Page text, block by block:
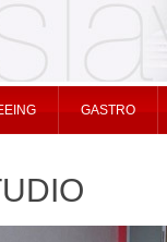
GASTRO